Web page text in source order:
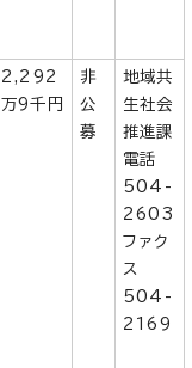
2,292
万9千円
非
公
募
地域共
生社会
推進課
電話
504-
2603
ファク
ス
504-
2169